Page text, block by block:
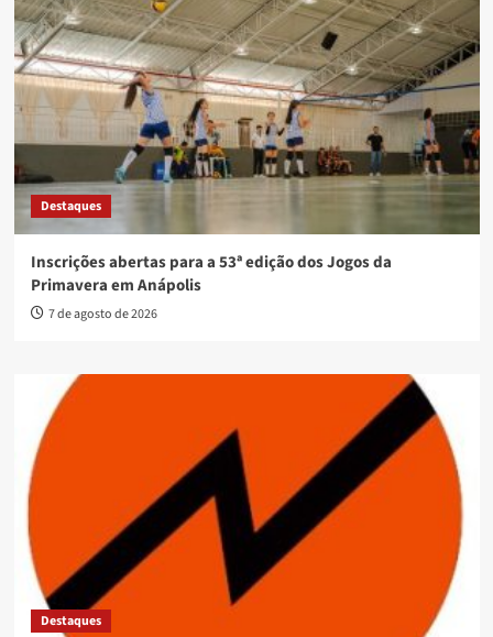
Destaques
Inscrições abertas para a 53ª edição dos Jogos da
Primavera em Anápolis
7 de agosto de 2026
Destaques